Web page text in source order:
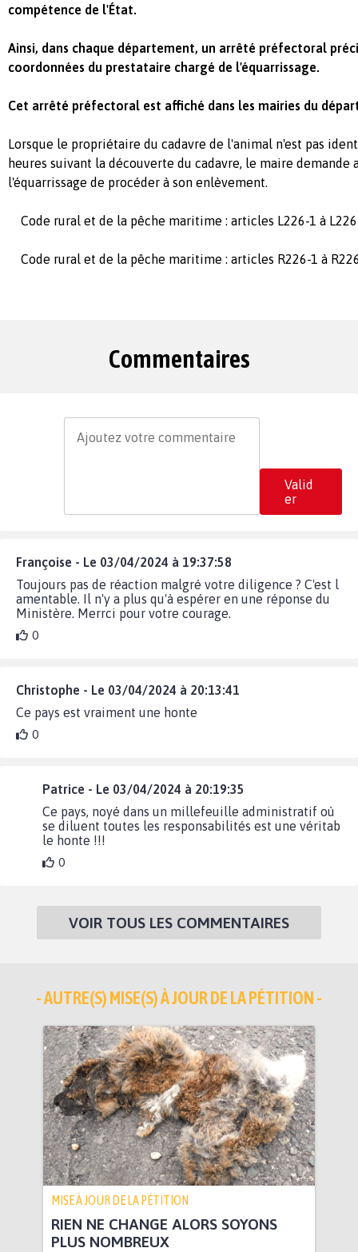
compétence de l'État.
Ainsi, dans chaque département, un arrêté préfectoral
coordonnées du prestataire chargé de l'équarrissage.
Cet arrêté préfectoral est affiché dans les mairies du
Lorsque le propriétaire du cadavre de l'animal n'est pas
heures suivant la découverte du cadavre, le maire demande
l'équarrissage de procéder à son enlèvement.
Code rural et de la pêche maritime : articles L226-1 à
Code rural et de la pêche maritime : articles R226-1 à
Commentaires
Valid
er
Françoise - Le 03/04/2024 à 19:37:58
Toujours pas de réaction malgré votre diligence ? C'est l
amentable. Il n'y a plus qu'à espérer en une réponse du
Ministère. Merrci pour votre courage.
0
Christophe - Le 03/04/2024 à 20:13:41
Ce pays est vraiment une honte
0
Patrice - Le 03/04/2024 à 20:19:35
Ce pays, noyé dans un millefeuille administratif où
se diluent toutes les responsabilités est une véritab
le honte !!!
0
VOIR TOUS LES COMMENTAIRES
- AUTRE(S) MISE(S) À JOUR DE LA PÉTITION -
MISE À JOUR DE LA PÉTITION
RIEN NE CHANGE ALORS SOYONS
PLUS NOMBREUX